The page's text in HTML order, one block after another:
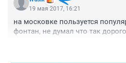
19 мая 2017, 16:21
на московке пользуется
фонтан, не думал что так